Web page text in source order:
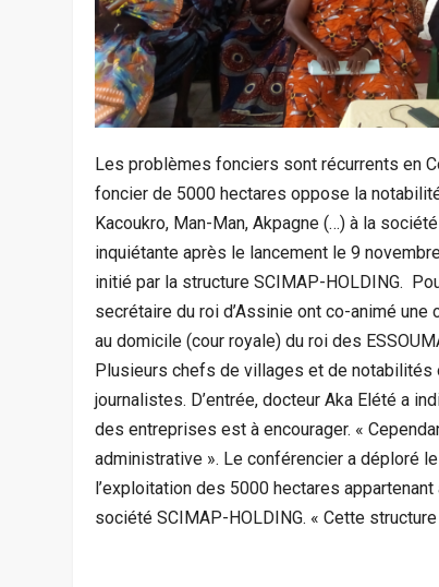
Les problèmes fonciers sont récurrents en
foncier de 5000 hectares oppose la
Kacoukro, Man-Man, Akpagne (…) à la
inquiétante après le lancement le 9
initié par la structure SCIMAP-HOLDING.
secrétaire du roi d’Assinie ont co-animé
au domicile (cour royale) du roi des
Plusieurs chefs de villages et de notabilités
journalistes. D’entrée, docteur Aka Elété a
des entreprises est à encourager. «
administrative ». Le conférencier a déploré
l’exploitation des 5000 hectares
société SCIMAP-HOLDING. « Cette